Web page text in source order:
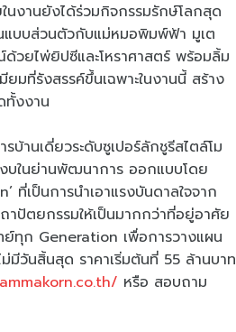
งานยังได้ร่วมกิจกรรมรักษ์โลกสุด
แบบส่วนตัวกับแม่หมอพิมพ์ฟ้า มูเต
ยไพ่ยิปซีและโหราศาสตร์ พร้อมลิ้ม
มที่รังสรรค์ขึ้นเฉพาะในงานนี้ สร้าง
ทั้งงาน
านเดี่ยวระดับซูเปอร์ลักชูรีสไตล์โม
งบในย่านพัฒนาการ ออกแบบโดย
เป็นการนำเอาแรงบันดาลใจจาก
ปัตยกรรมให้เป็นมากกว่าที่อยู่อาศัย
ทุก Generation เพื่อการวางแผน
มีวันสิ้นสุด ราคาเริ่มต้นที่ 55 ล้านบาท
หรือ สอบถาม